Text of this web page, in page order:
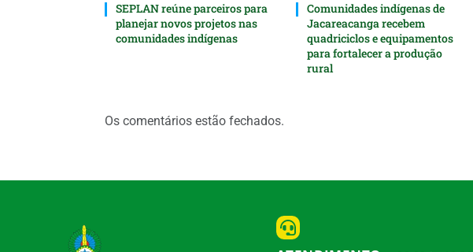
SEPLAN reúne parceiros para
planejar novos projetos nas
comunidades indígenas
Comunidades indígenas de
Jacareacanga recebem
quadriciclos e equipamentos
para fortalecer a produção
rural
Os comentários estão fechados.